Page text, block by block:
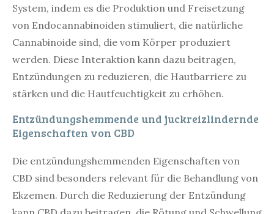
System, indem es die Produktion und Freisetzung
von Endocannabinoiden stimuliert, die natürliche
Cannabinoide sind, die vom Körper produziert
werden. Diese Interaktion kann dazu beitragen,
Entzündungen zu reduzieren, die Hautbarriere zu
stärken und die Hautfeuchtigkeit zu erhöhen.
Entzündungshemmende und juckreizlindernde
Eigenschaften von CBD
Die entzündungshemmenden Eigenschaften von
CBD sind besonders relevant für die Behandlung von
Ekzemen. Durch die Reduzierung der Entzündung